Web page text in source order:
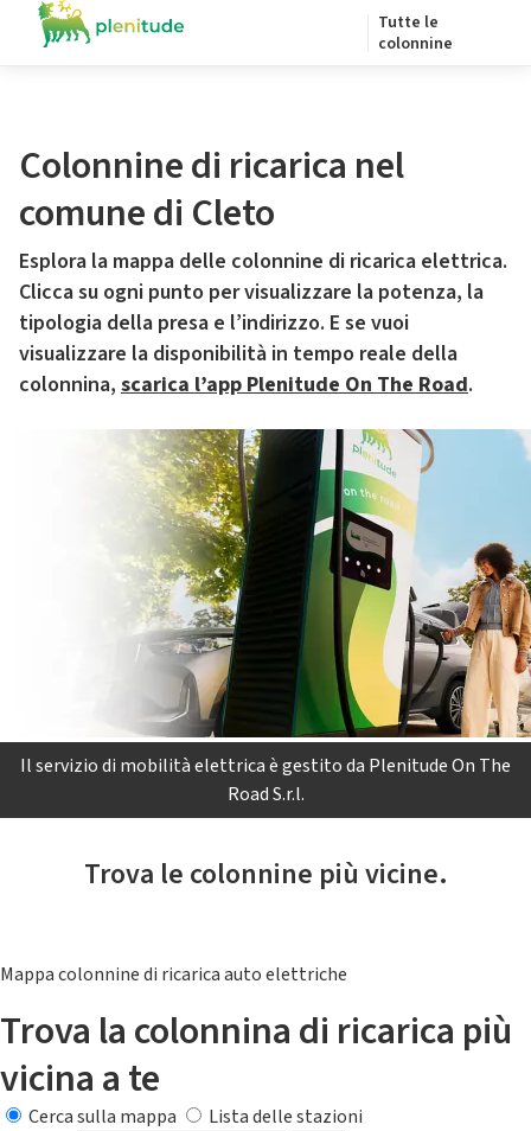
Tutte le
colonnine
Colonnine di ricarica nel
comune di Cleto
Esplora la mappa delle colonnine di ricarica elettrica.
Clicca su ogni punto per visualizzare la potenza, la
tipologia della presa e l’indirizzo. E se vuoi
visualizzare la disponibilità in tempo reale della
colonnina, scarica l’app Plenitude On The Road.
Il servizio di mobilità elettrica è gestito da Plenitude On The
Road S.r.l.
Trova le colonnine più vicine.
Mappa colonnine di ricarica auto elettriche
Trova la colonnina di ricarica più
vicina a te
Cerca sulla mappa
Lista delle stazioni